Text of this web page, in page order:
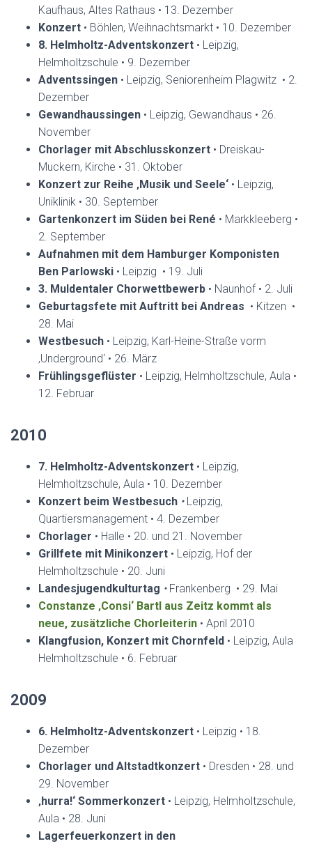
Kaufhaus, Altes Rathaus • 13. Dezember
Konzert • Böhlen, Weihnachtsmarkt • 10. Dezember
8. Helmholtz-Adventskonzert • Leipzig,
Helmholtzschule • 9. Dezember
Adventssingen • Leipzig, Seniorenheim Plagwitz • 2.
Dezember
Gewandhaussingen • Leipzig, Gewandhaus • 26.
November
Chorlager mit Abschlusskonzert • Dreiskau-
Muckern, Kirche • 31. Oktober
Konzert zur Reihe ‚Musik und Seele‘ • Leipzig,
Uniklinik • 30. September
Gartenkonzert im Süden bei René • Markkleeberg •
2. September
Aufnahmen mit dem Hamburger Komponisten
Ben Parlowski • Leipzig • 19. Juli
3. Muldentaler Chorwettbewerb • Naunhof • 2. Juli
Geburtagsfete mit Auftritt bei Andreas • Kitzen •
28. Mai
Westbesuch • Leipzig, Karl-Heine-Straße vorm
‚Underground‘ • 26. März
Frühlingsgeflüster • Leipzig, Helmholtzschule, Aula •
12. Februar
2010
7. Helmholtz-Adventskonzert • Leipzig,
Helmholtzschule, Aula • 10. Dezember
Konzert beim Westbesuch • Leipzig,
Quartiersmanagement • 4. Dezember
Chorlager • Halle • 20. und 21. November
Grillfete mit Minikonzert • Leipzig, Hof der
Helmholtzschule • 20. Juni
Landesjugendkulturtag • Frankenberg • 29. Mai
Constanze ‚Consi‘ Bartl aus Zeitz kommt als
neue, zusätzliche Chorleiterin • April 2010
Klangfusion, Konzert mit Chornfeld • Leipzig, Aula
Helmholtzschule • 6. Februar
2009
6. Helmholtz-Adventskonzert • Leipzig • 18.
Dezember
Chorlager und Altstadtkonzert • Dresden • 28. und
29. November
‚hurra!‘ Sommerkonzert • Leipzig, Helmholtzschule,
Aula • 28. Juni
Lagerfeuerkonzert in den